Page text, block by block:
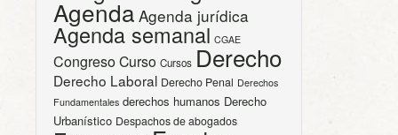
Agenda Agenda jurídica
Agenda semanal CGAE
CongresoCurso Cursos Derecho
Derecho Laboral Derecho Penal Derechos
Fundamentales derechos humanos Derecho
Urbanístico Despachos de abogados